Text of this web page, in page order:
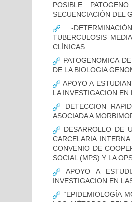
POSIBLE
SECUENCIACIÓN DEL
-
TUBERCULOSIS
CLÍNICAS
PATOGENOMICA
DE LA BIOLOGIA
APOYO A
LA INVESTIGACION EN
DETECCION
ASOCIADA A
DESARROLLO DE
CARCELARIA
CONVENIO DE
SOCIAL (MPS) Y LA
APOYO A
INVESTIGACION EN
“EPIDEMIOLOGÍA